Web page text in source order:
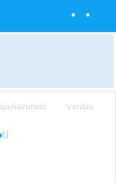
Vardas